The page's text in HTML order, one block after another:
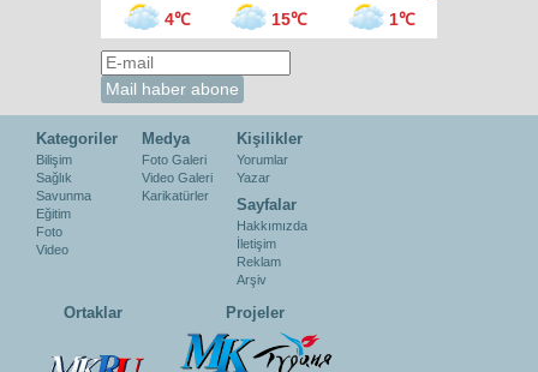
4℃
15℃ 1℃
Kategoriler
Bilişim
Sağlık
Savunma
Eğitim
Foto
Video
Medya
Foto Galeri
Video Galeri
Karikatürler
Kişilikler
Yorumlar
Yazar
Sayfalar
Hakkımızda
İletişim
Reklam
Arşiv
Ortaklar Projeler